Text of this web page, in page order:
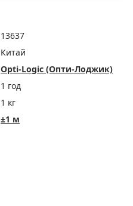
13637
Китай
Opti-Logic (Опти-Лоджик)
1 год
1 кг
±1 м